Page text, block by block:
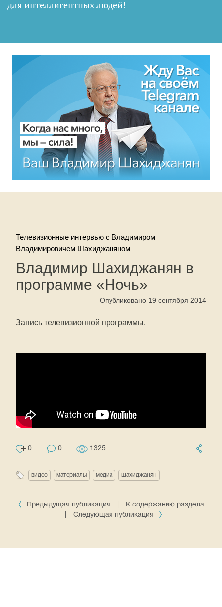
для интеллигентных людей!
Телевизионные интервью с Владимиром
Владимировичем Шахиджаняном
Владимир Шахиджанян в
программе «Ночь»
Опубликовано 19 сентября 2014
Запись телевизионной программы.
0 0 1325
видео материалы медиа шахиджанян
Предыдущая публикация
К содержанию раздела
Следующая публикация